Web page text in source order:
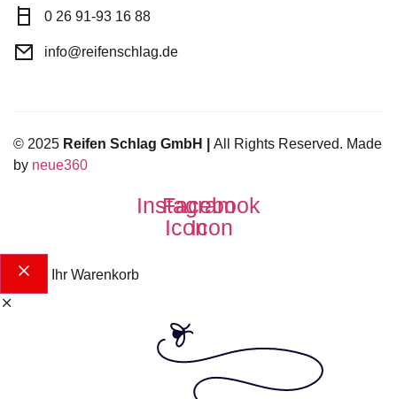
0 26 91-93 16 88
info@reifenschlag.de
© 2025 Reifen Schlag GmbH | All Rights Reserved. Made
by neue360
Instagram
Icon
Facebook
Icon
Ihr Warenkorb